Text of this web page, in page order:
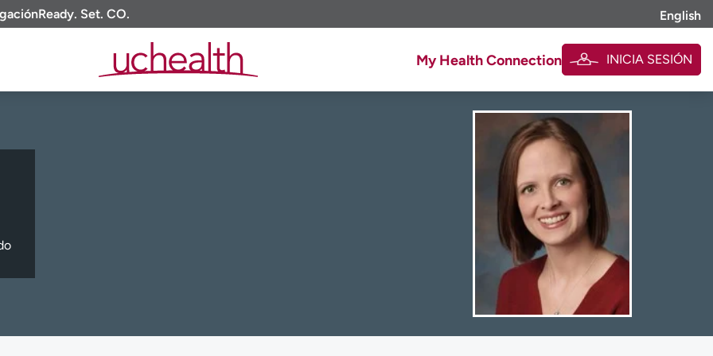
Ready. Set. CO. English
My Health Connection INICIA SESIÓN